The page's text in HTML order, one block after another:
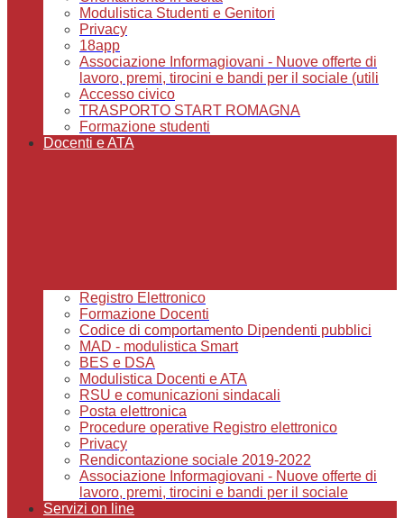
Modulistica Studenti e Genitori
Privacy
18app
Associazione Informagiovani - Nuove offerte di
lavoro, premi, tirocini e bandi per il sociale (utili
Accesso civico
TRASPORTO START ROMAGNA
Formazione studenti
Docenti e ATA
Registro Elettronico
Formazione Docenti
Codice di comportamento Dipendenti pubblici
MAD - modulistica Smart
BES e DSA
Modulistica Docenti e ATA
RSU e comunicazioni sindacali
Posta elettronica
Procedure operative Registro elettronico
Privacy
Rendicontazione sociale 2019-2022
Associazione Informagiovani - Nuove offerte di
lavoro, premi, tirocini e bandi per il sociale
Servizi on line